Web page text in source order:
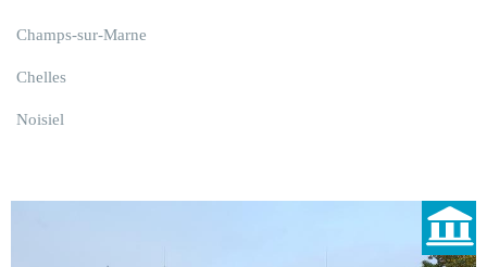
Champs-sur-Marne
Chelles
Noisiel